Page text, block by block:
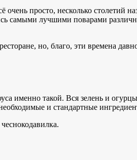
просто, несколько столетий
самыми лучшими поварами
но, благо, эти времена
именно такой. Вся зелень и
и стандартные